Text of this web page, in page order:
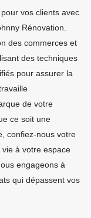
vos clients avec
Rénovation.
des commerces et
des techniques
pour assurer la
de votre
ce soit une
confiez-nous votre
à votre espace
engageons à
qui dépassent vos